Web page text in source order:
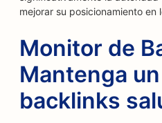
mejorar su posicionamiento
Monitor de
Mantenga
backlinks